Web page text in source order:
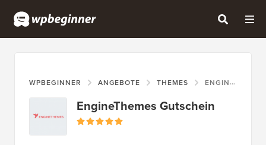
WPBEGINNER ANGEBOTE THEMES ENGINETHEMES GUTSCHEIN
EngineThemes Gutschein